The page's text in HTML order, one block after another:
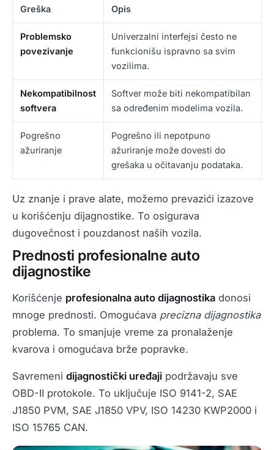
Greška Opis
Problemsko
povezivanje
Univerzalni interfejsi često ne
funkcionišu ispravno sa svim
vozilima.
Nekompatibilnost
softvera
Softver može biti nekompatibilan
sa određenim modelima vozila.
Pogrešno
ažuriranje
Pogrešno ili nepotpuno
ažuriranje može dovesti do
grešaka u očitavanju podataka.
Uz znanje i prave alate, možemo prevazići izazove
u korišćenju dijagnostike. To osigurava
dugovečnost i pouzdanost naših vozila.
Prednosti profesionalne auto
dijagnostike
Korišćenje profesionalna auto dijagnostika donosi
mnoge prednosti. Omogućava precizna dijagnostika
problema. To smanjuje vreme za pronalaženje
kvarova i omogućava brže popravke.
Savremeni dijagnostički uređaji podržavaju sve
OBD-II protokole. To uključuje ISO 9141-2, SAE
J1850 PVM, SAE J1850 VPV, ISO 14230 KWP2000 i
ISO 15765 CAN.